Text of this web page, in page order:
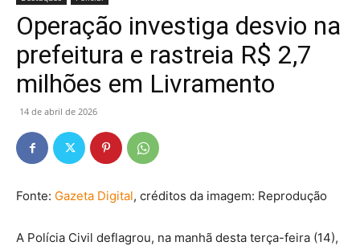
Operação investiga desvio na
prefeitura e rastreia R$ 2,7
milhões em Livramento
14 de abril de 2026
Fonte: Gazeta Digital, créditos da imagem: Reprodução
A Polícia Civil deflagrou, na manhã desta terça-feira (14),